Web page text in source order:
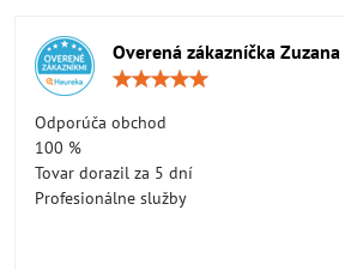
Overená zákazníčka Zuzana
Odporúča obchod
100 %
Tovar dorazil za 5 dní
Profesionálne služby